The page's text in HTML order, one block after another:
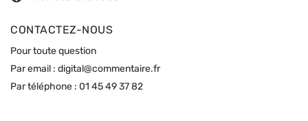
CONTACTEZ-NOUS
Pour toute question
Par email : digital@commentaire.fr
Par téléphone : 01 45 49 37 82